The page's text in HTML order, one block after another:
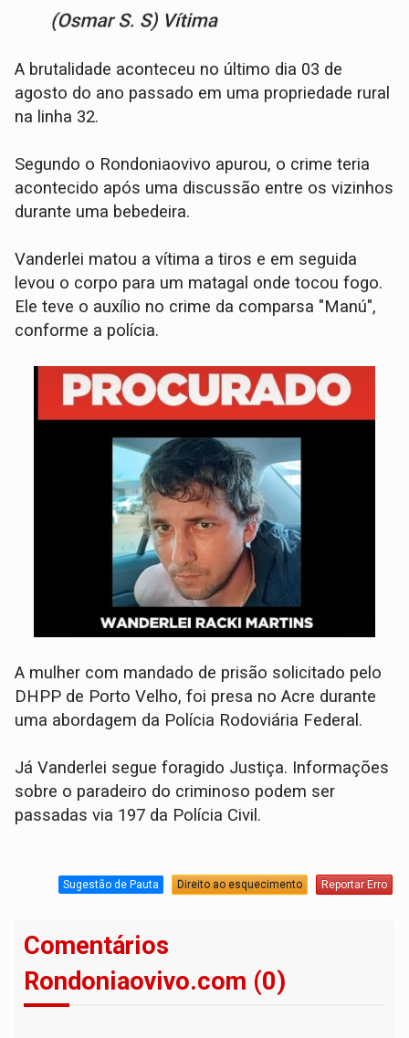
A brutalidade aconteceu no último dia 03 de
agosto do ano passado em uma propriedade rural
na linha 32.
Segundo o Rondoniaovivo apurou, o crime teria
acontecido após uma discussão entre os vizinhos
durante uma bebedeira.
Vanderlei matou a vítima a tiros e em seguida
levou o corpo para um matagal onde tocou fogo.
Ele teve o auxílio no crime da comparsa "Manú",
conforme a polícia.
A mulher com mandado de prisão solicitado pelo
DHPP de Porto Velho, foi presa no Acre durante
uma abordagem da Polícia Rodoviária Federal.
Já Vanderlei segue foragido Justiça. Informações
sobre o paradeiro do criminoso podem ser
passadas via 197 da Polícia Civil.
Sugestão de Pauta Direito ao esquecimento Reportar Erro
Comentários
Rondoniaovivo.com (0)